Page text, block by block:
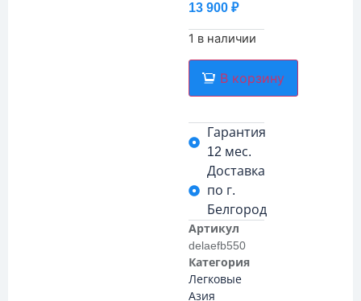
13 900 ₽
1 в наличии
В корзину
Гарантия
12 мес.
Доставка
по г.
Белгород
Артикул
delaefb550
Категория
Легковые
Азия